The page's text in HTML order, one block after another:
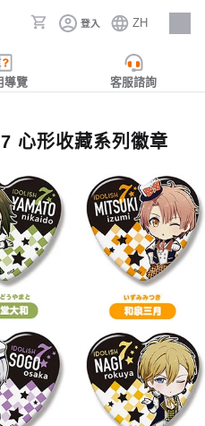
登入 ZH
人才招募
導覽 客服諮詢
心形收藏系列徽章